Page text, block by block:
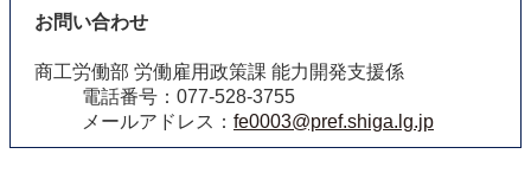
お問い合わせ
商工労働部 労働雇用政策課 能力開発支援係
電話番号：077-528-3755
メールアドレス： fe0003@pref.shiga.lg.jp